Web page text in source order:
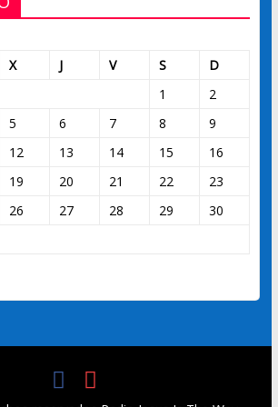
X J V S
D
1
2
5 6 7 8
9
12 13 14 15
16
19 20 21 22
23
26 27 28 29
30